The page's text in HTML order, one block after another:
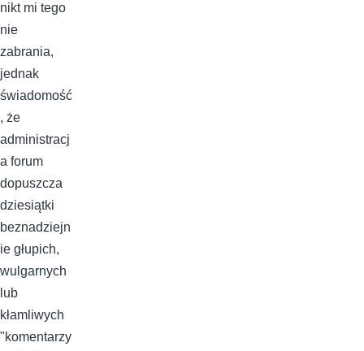
nikt mi tego
nie
zabrania,
jednak
świadomość
, że
administracj
a forum
dopuszcza
dziesiątki
beznadziejn
ie głupich,
wulgarnych
lub
kłamliwych
"komentarzy